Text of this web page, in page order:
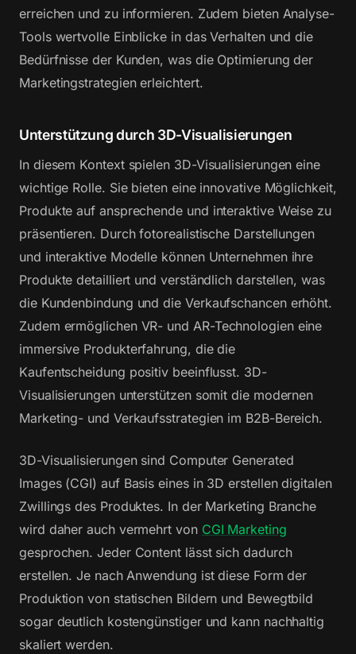
erreichen und zu informieren. Zudem bieten Analyse-
Tools wertvolle Einblicke in das Verhalten und die
Bedürfnisse der Kunden, was die Optimierung der
Marketingstrategien erleichtert.
Unterstützung durch 3D-Visualisierungen
In diesem Kontext spielen 3D-Visualisierungen eine
wichtige Rolle. Sie bieten eine innovative Möglichkeit,
Produkte auf ansprechende und interaktive Weise zu
präsentieren. Durch fotorealistische Darstellungen
und interaktive Modelle können Unternehmen ihre
Produkte detailliert und verständlich darstellen, was
die Kundenbindung und die Verkaufschancen erhöht.
Zudem ermöglichen VR- und AR-Technologien eine
immersive Produkterfahrung, die die
Kaufentscheidung positiv beeinflusst. 3D-
Visualisierungen unterstützen somit die modernen
Marketing- und Verkaufsstrategien im B2B-Bereich.
3D-Visualisierungen sind Computer Generated
Images (CGI) auf Basis eines in 3D erstellen digitalen
Zwillings des Produktes. In der Marketing Branche
wird daher auch vermehrt von CGI Marketing
gesprochen. Jeder Content lässt sich dadurch
erstellen. Je nach Anwendung ist diese Form der
Produktion von statischen Bildern und Bewegtbild
sogar deutlich kostengünstiger und kann nachhaltig
skaliert werden.